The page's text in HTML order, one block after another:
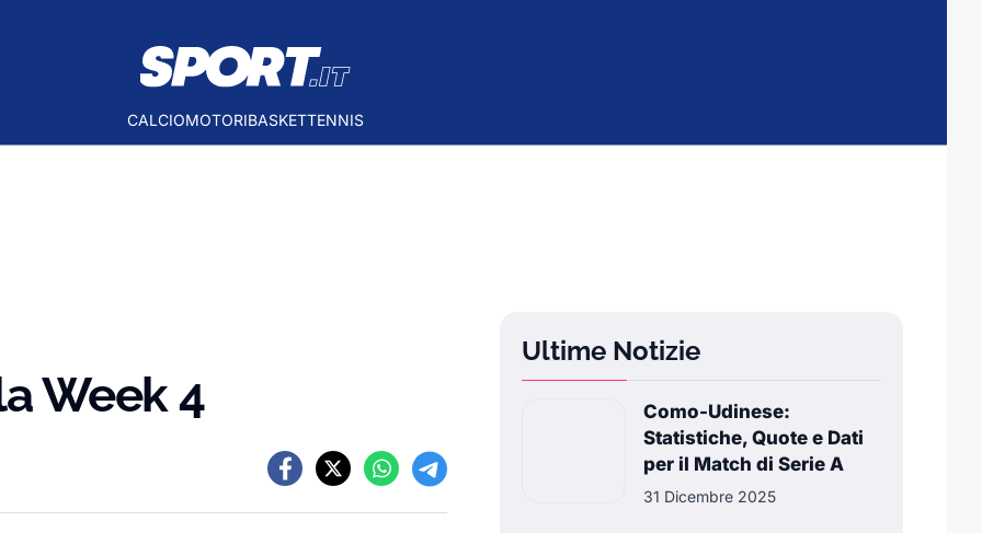
CALCIOMOTORIBASKETTENNIS
Week 4
Ultime Notizie
Como-Udinese:
Statistiche, Quote e Dati
per il Match di Serie A
31 Dicembre 2025